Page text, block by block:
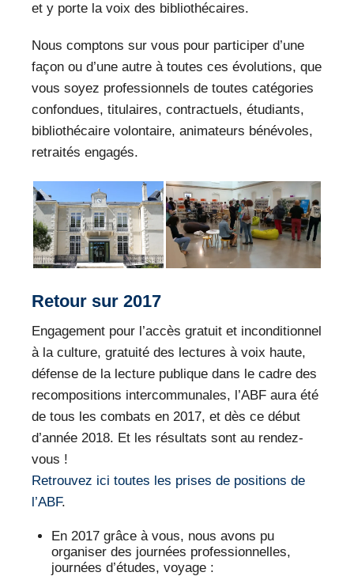
et y porte la voix des bibliothécaires.
Nous comptons sur vous pour participer d’une
façon ou d’une autre à toutes ces évolutions, que
vous soyez professionnels de toutes catégories
confondues, titulaires, contractuels, étudiants,
bibliothécaire volontaire, animateurs bénévoles,
retraités engagés.
Retour sur 2017
Engagement pour l’accès gratuit et inconditionnel
à la culture, gratuité des lectures à voix haute,
défense de la lecture publique dans le cadre des
recompositions intercommunales, l’ABF aura été
de tous les combats en 2017, et dès ce début
d’année 2018. Et les résultats sont au rendez-
vous !
Retrouvez ici toutes les prises de positions de
l’ABF.
En 2017 grâce à vous, nous avons pu
organiser des journées professionnelles,
journées d’études, voyage :